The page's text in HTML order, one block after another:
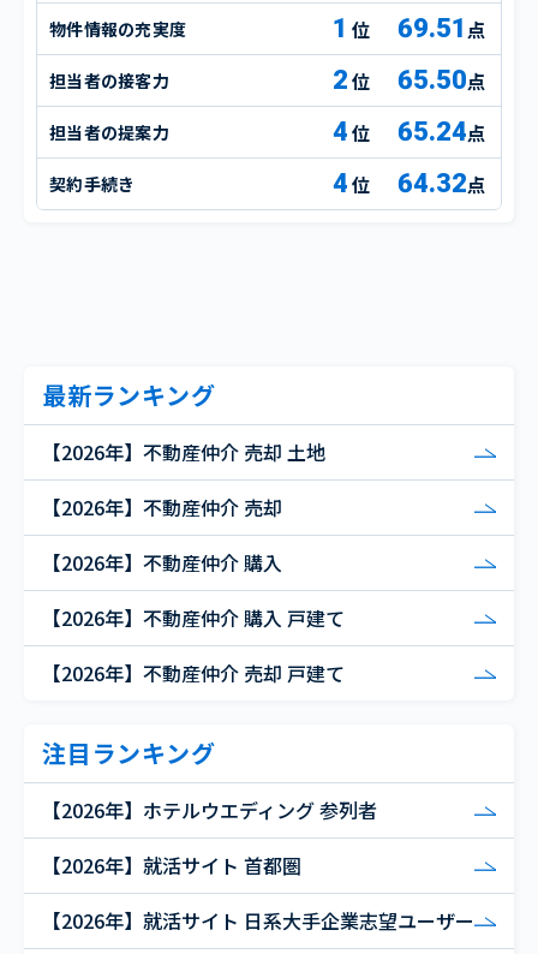
物件情報の充実度 1 69.51 点
担当者の接客力 2 65.50点
担当者の提案力 4 65.24点
契約手続き 4 64.32点
最新ランキング
【2026年】不動産仲介 売却 土地
【2026年】不動産仲介 売却
【2026年】不動産仲介 購入
【2026年】不動産仲介 購入 戸建て
【2026年】不動産仲介 売却 戸建て
注目ランキング
【2026年】ホテルウエディング 参列者
【2026年】就活サイト 首都圏
【2026年】就活サイト 日系大手企業志望ユーザー